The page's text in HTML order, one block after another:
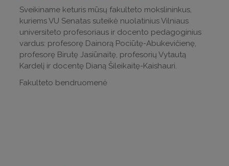
Sveikiname keturis mūsų fakulteto mokslininkus,
kuriems VU Senatas suteikė nuolatinius Vilniaus
universiteto profesoriaus ir docento pedagoginius
vardus: profesorę Dainorą Pociūtę-Abukevičienę,
profesorę Birutę Jasiūnaitę, profesorių Vytautą
Kardelį ir docentę Dianą Šileikaitę-Kaishauri.
Fakulteto bendruomenė